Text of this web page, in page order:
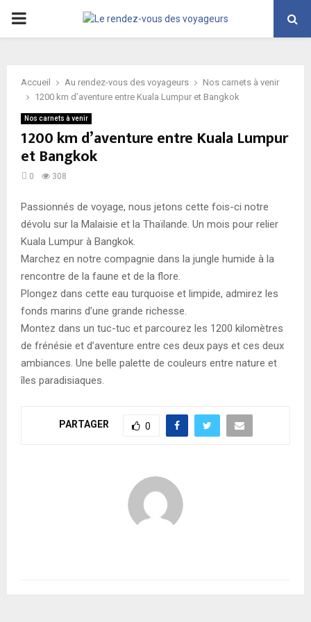
PRIMARY
Accueil Au rendez-vous des voyageurs
Nos carnets à venir
1200 km d’aventure entre Kuala Lumpur et Bangkok
Nos carnets à venir
1200 km d’aventure entre Kuala Lumpur
et Bangkok
0 308
Passionnés de voyage, nous jetons cette fois-ci notre
dévolu sur la Malaisie et la Thaïlande. Un mois pour relier
Kuala Lumpur à Bangkok.
Marchez en notre compagnie dans la jungle humide à la
rencontre de la faune et de la flore.
Plongez dans cette eau turquoise et limpide, admirez les
fonds marins d’une grande richesse.
Montez dans un tuc-tuc et parcourez les 1200 kilomètres
de frénésie et d’aventure entre ces deux pays et ces deux
ambiances. Une belle palette de couleurs entre nature et
îles paradisiaques.
PARTAGER 0